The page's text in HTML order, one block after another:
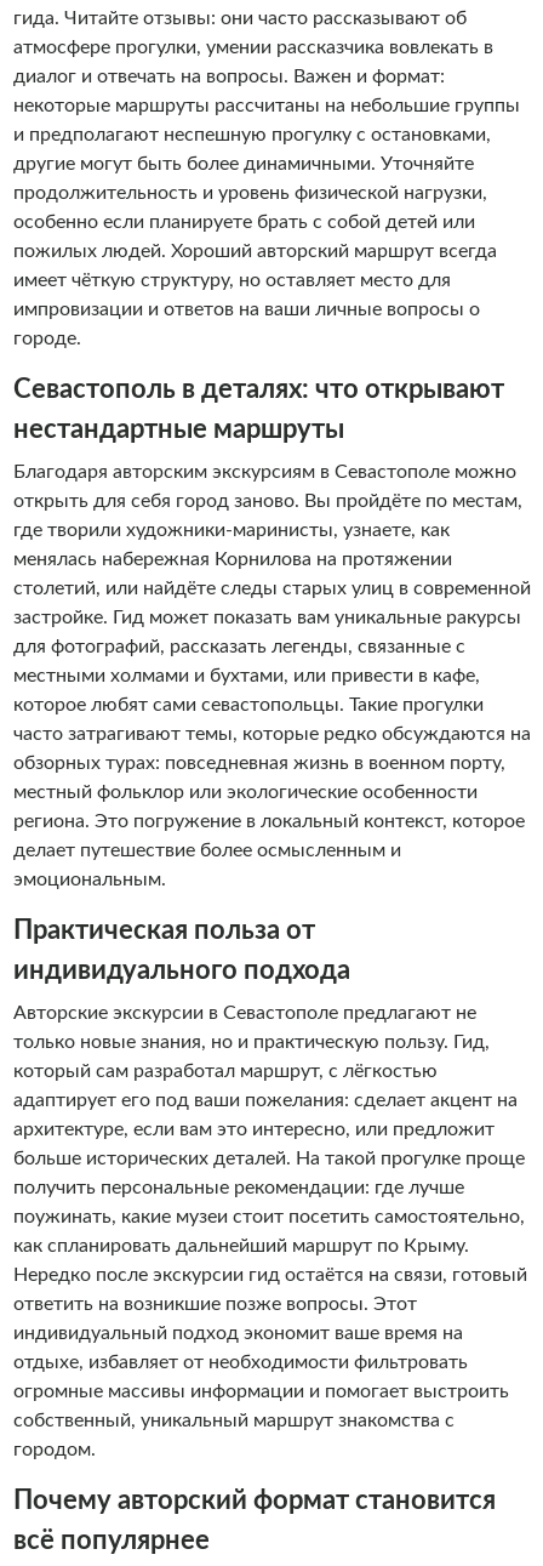
гида. Читайте отзывы: они часто рассказывают об
атмосфере прогулки, умении рассказчика вовлекать в
диалог и отвечать на вопросы. Важен и формат:
некоторые маршруты рассчитаны на небольшие группы
и предполагают неспешную прогулку с остановками,
другие могут быть более динамичными. Уточняйте
продолжительность и уровень физической нагрузки,
особенно если планируете брать с собой детей или
пожилых людей. Хороший авторский маршрут всегда
имеет чёткую структуру, но оставляет место для
импровизации и ответов на ваши личные вопросы о
городе.
Севастополь в деталях: что открывают
нестандартные маршруты
Благодаря авторским экскурсиям в Севастополе можно
открыть для себя город заново. Вы пройдёте по местам,
где творили художники-маринисты, узнаете, как
менялась набережная Корнилова на протяжении
столетий, или найдёте следы старых улиц в современной
застройке. Гид может показать вам уникальные ракурсы
для фотографий, рассказать легенды, связанные с
местными холмами и бухтами, или привести в кафе,
которое любят сами севастопольцы. Такие прогулки
часто затрагивают темы, которые редко обсуждаются на
обзорных турах: повседневная жизнь в военном порту,
местный фольклор или экологические особенности
региона. Это погружение в локальный контекст, которое
делает путешествие более осмысленным и
эмоциональным.
Практическая польза от
индивидуального подхода
Авторские экскурсии в Севастополе предлагают не
только новые знания, но и практическую пользу. Гид,
который сам разработал маршрут, с лёгкостью
адаптирует его под ваши пожелания: сделает акцент на
архитектуре, если вам это интересно, или предложит
больше исторических деталей. На такой прогулке проще
получить персональные рекомендации: где лучше
поужинать, какие музеи стоит посетить самостоятельно,
как спланировать дальнейший маршрут по Крыму.
Нередко после экскурсии гид остаётся на связи, готовый
ответить на возникшие позже вопросы. Этот
индивидуальный подход экономит ваше время на
отдыхе, избавляет от необходимости фильтровать
огромные массивы информации и помогает выстроить
собственный, уникальный маршрут знакомства с
городом.
Почему авторский формат становится
всё популярнее